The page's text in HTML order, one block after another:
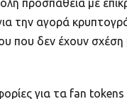
προσπάθεια με
την αγορά
που δεν έχουν
για τα fan tokens